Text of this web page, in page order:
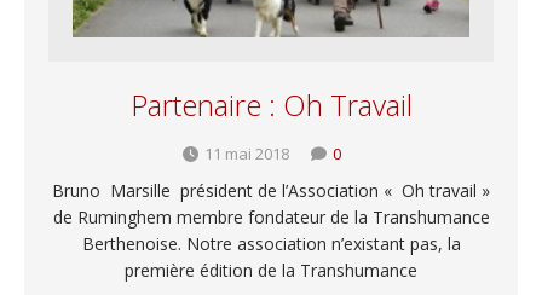
Partenaire : Oh Travail
11 mai 2018 0
Bruno Marsille président de l’Association « Oh travail »
de Ruminghem membre fondateur de la Transhumance
Berthenoise. Notre association n’existant pas, la
première édition de la Transhumance